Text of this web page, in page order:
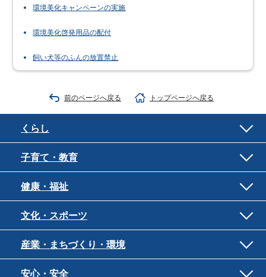
環境美化キャンペーンの実施
環境美化啓発用品の配付
飼い犬等のふんの放置禁止
前のページへ戻る トップページへ戻る
くらし
子育て・教育
健康・福祉
文化・スポーツ
産業・まちづくり・環境
安心・安全